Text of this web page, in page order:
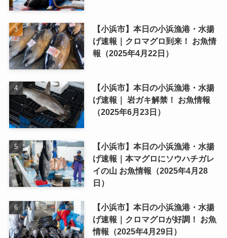
【小浜市】本日の小浜漁港・水揚
げ速報｜クロマグロ到来！ お魚情
報（2025年4月22日）
【小浜市】本日の小浜漁港・水揚
げ速報｜ 岩ガキ解禁！ お魚情報
（2025年6月23日）
【小浜市】本日の小浜漁港・水揚
げ速報｜本マグロにソウハチガレ
イの山 お魚情報（2025年4月28
日）
【小浜市】本日の小浜漁港・水揚
げ速報｜クロマグロが好調！ お魚
情報（2025年4月29日）